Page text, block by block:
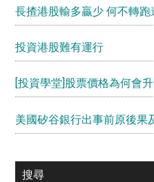
長揸港股輸多贏少 何不轉跑
投資港股難有運行
[投資學堂]股票價格為何會
美國矽谷銀行出事前原後果
搜尋